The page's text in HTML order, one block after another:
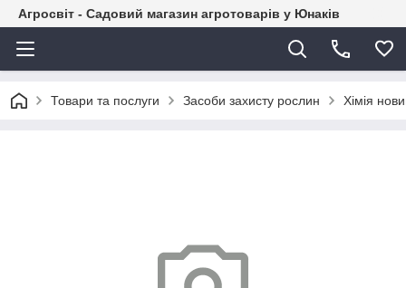
Агросвіт - Садовий магазин агротоварів у Юнаків
Товари та послуги Засоби захисту рослин Хімія